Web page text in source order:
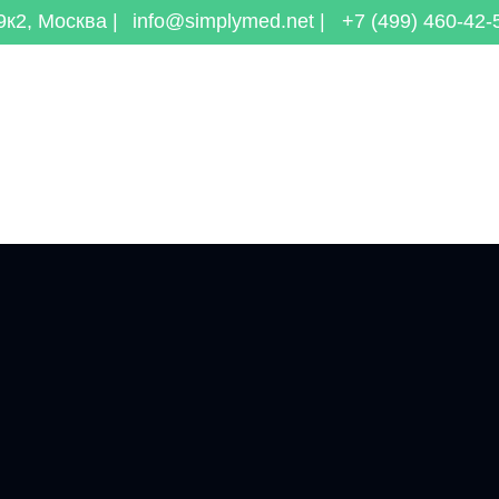
info@simplymed.net | +7 (499) 460-42-
Москва |